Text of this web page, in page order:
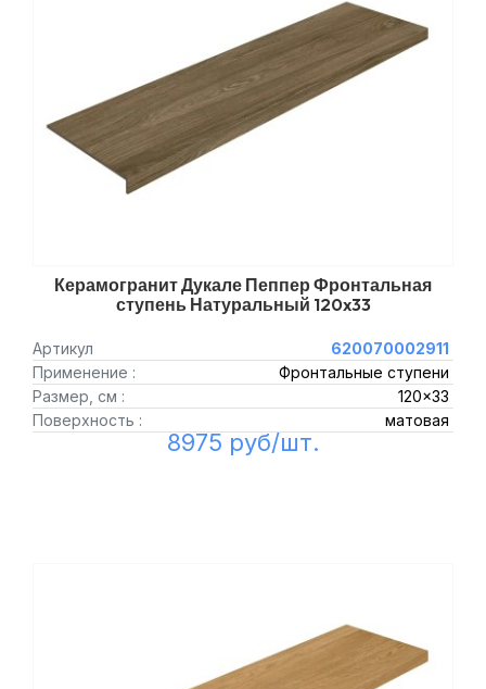
Керамогранит Дукале Пеппер Фронтальная
ступень Натуральный 120x33
Артикул
620070002911
Применение :
Фронтальные ступени
Размер, см :
120x33
Поверхность :
матовая
8975 руб/шт.